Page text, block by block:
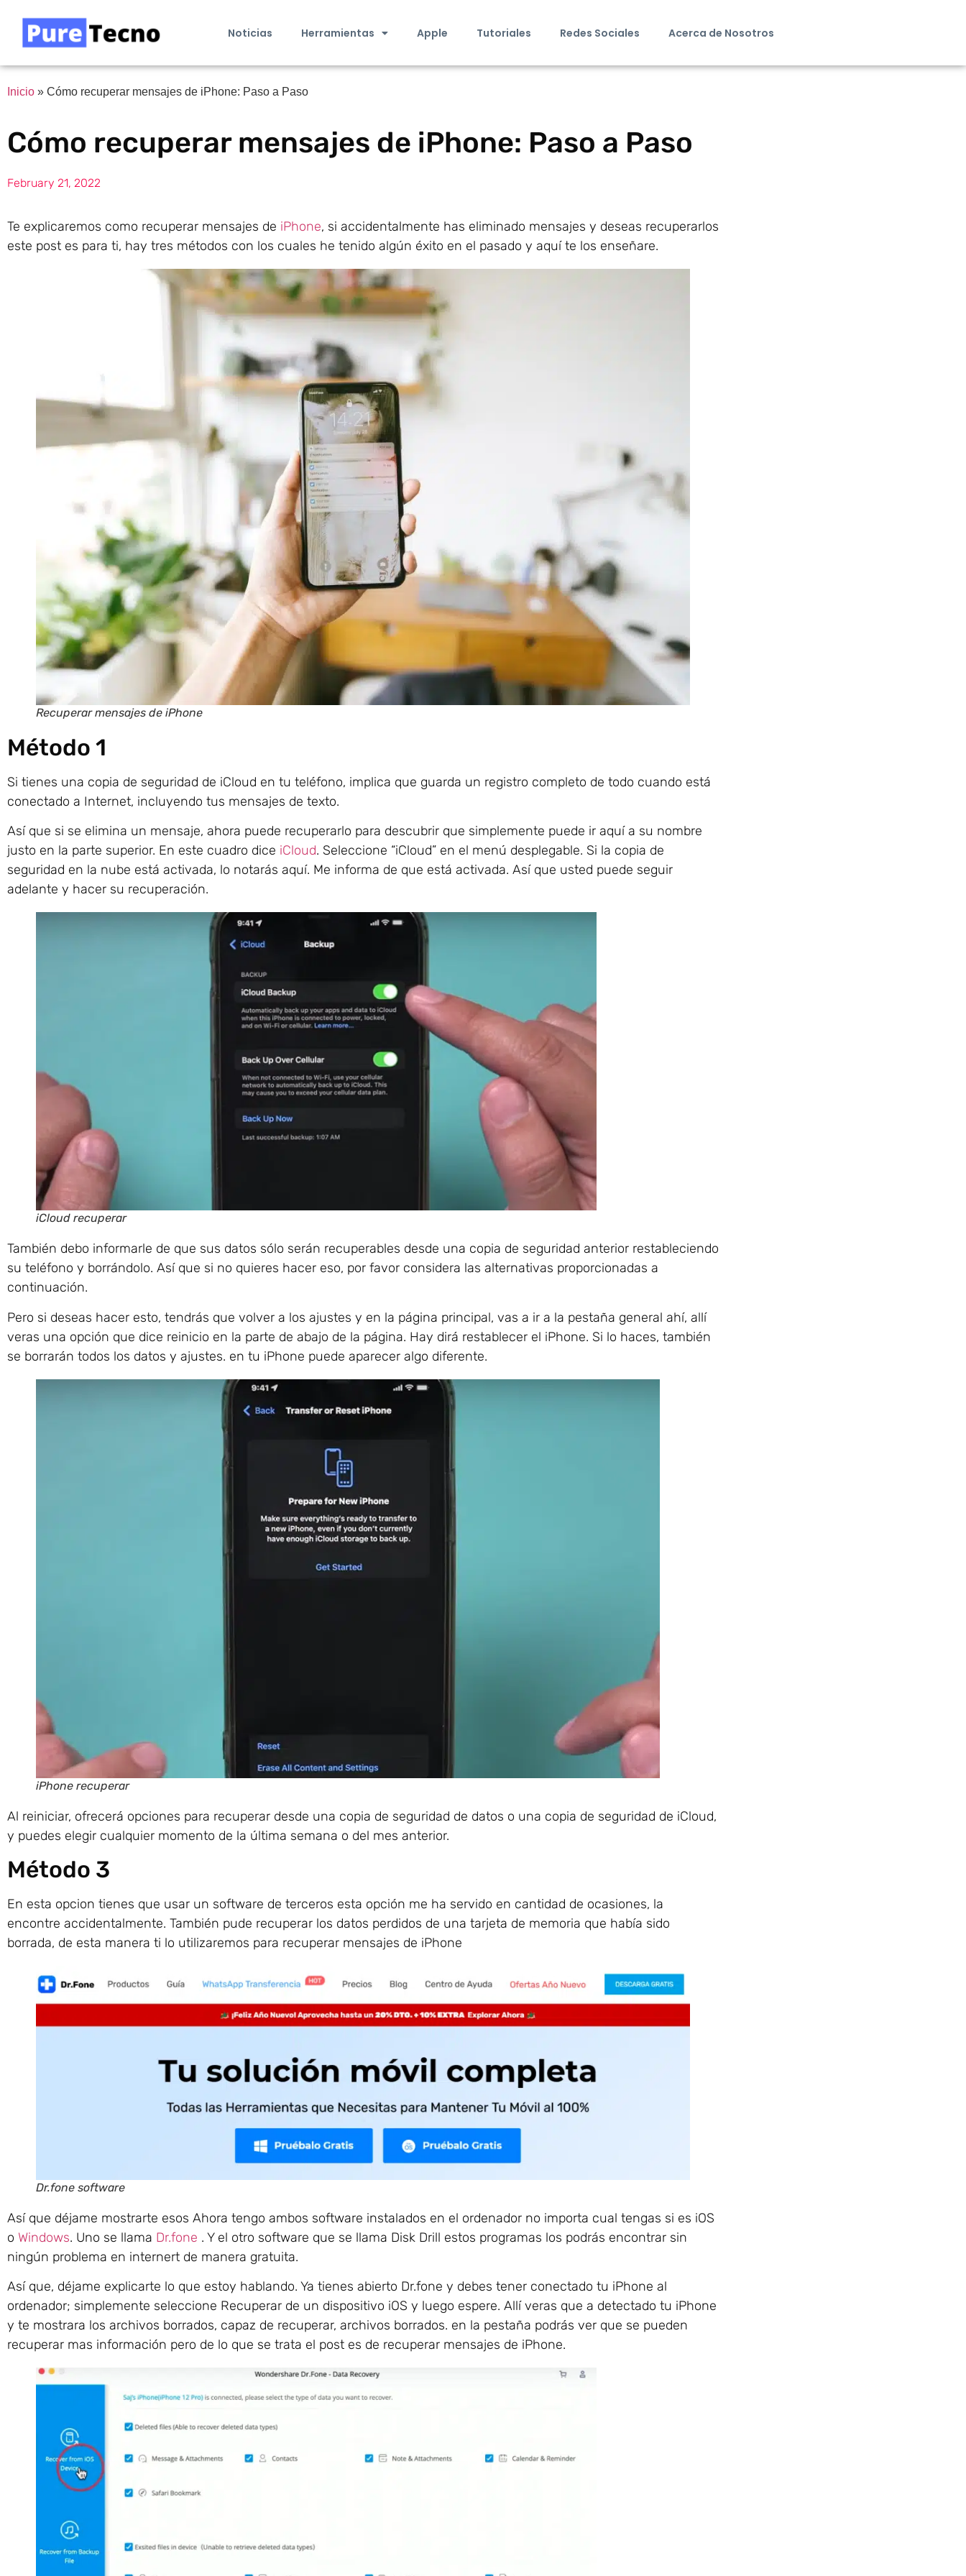
Noticias Herramientas Apple Tutoriales Redes Sociales Acerca de Nosotros
Inicio » Cómo recuperar mensajes de iPhone: Paso a Paso
Cómo recuperar mensajes de iPhone: Paso a Paso
February 21, 2022
Te explicaremos como recuperar mensajes de iPhone, si accidentalmente has eliminado mensajes y deseas recuperarlos
este post es para ti, hay tres métodos con los cuales he tenido algún éxito en el pasado y aquí te los enseñare.
Recuperar mensajes de iPhone
Método 1
Si tienes una copia de seguridad de iCloud en tu teléfono, implica que guarda un registro completo de todo cuando está
conectado a Internet, incluyendo tus mensajes de texto.
Así que si se elimina un mensaje, ahora puede recuperarlo para descubrir que simplemente puede ir aquí a su nombre
justo en la parte superior. En este cuadro dice iCloud. Seleccione “iCloud” en el menú desplegable. Si la copia de
seguridad en la nube está activada, lo notarás aquí. Me informa de que está activada. Así que usted puede seguir
adelante y hacer su recuperación.
iCloud recuperar
También debo informarle de que sus datos sólo serán recuperables desde una copia de seguridad anterior restableciendo
su teléfono y borrándolo. Así que si no quieres hacer eso, por favor considera las alternativas proporcionadas a
continuación.
Pero si deseas hacer esto, tendrás que volver a los ajustes y en la página principal, vas a ir a la pestaña general ahí, allí
veras una opción que dice reinicio en la parte de abajo de la página. Hay dirá restablecer el iPhone. Si lo haces, también
se borrarán todos los datos y ajustes. en tu iPhone puede aparecer algo diferente.
iPhone recuperar
Al reiniciar, ofrecerá opciones para recuperar desde una copia de seguridad de datos o una copia de seguridad de iCloud,
y puedes elegir cualquier momento de la última semana o del mes anterior.
Método 3
En esta opcion tienes que usar un software de terceros esta opción me ha servido en cantidad de ocasiones, la
encontre accidentalmente. También pude recuperar los datos perdidos de una tarjeta de memoria que había sido
borrada, de esta manera ti lo utilizaremos para recuperar mensajes de iPhone
Dr.fone software
Así que déjame mostrarte esos Ahora tengo ambos software instalados en el ordenador no importa cual tengas si es iOS
o Windows. Uno se llama Dr.fone . Y el otro software que se llama Disk Drill estos programas los podrás encontrar sin
ningún problema en internert de manera gratuita.
Así que, déjame explicarte lo que estoy hablando. Ya tienes abierto Dr.fone y debes tener conectado tu iPhone al
ordenador; simplemente seleccione Recuperar de un dispositivo iOS y luego espere. Allí veras que a detectado tu iPhone
y te mostrara los archivos borrados, capaz de recuperar, archivos borrados. en la pestaña podrás ver que se pueden
recuperar mas información pero de lo que se trata el post es de recuperar mensajes de iPhone.